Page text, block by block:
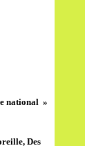
national